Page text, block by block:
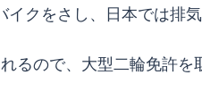
クをさし、日本では排
るので、大型二輪免許を